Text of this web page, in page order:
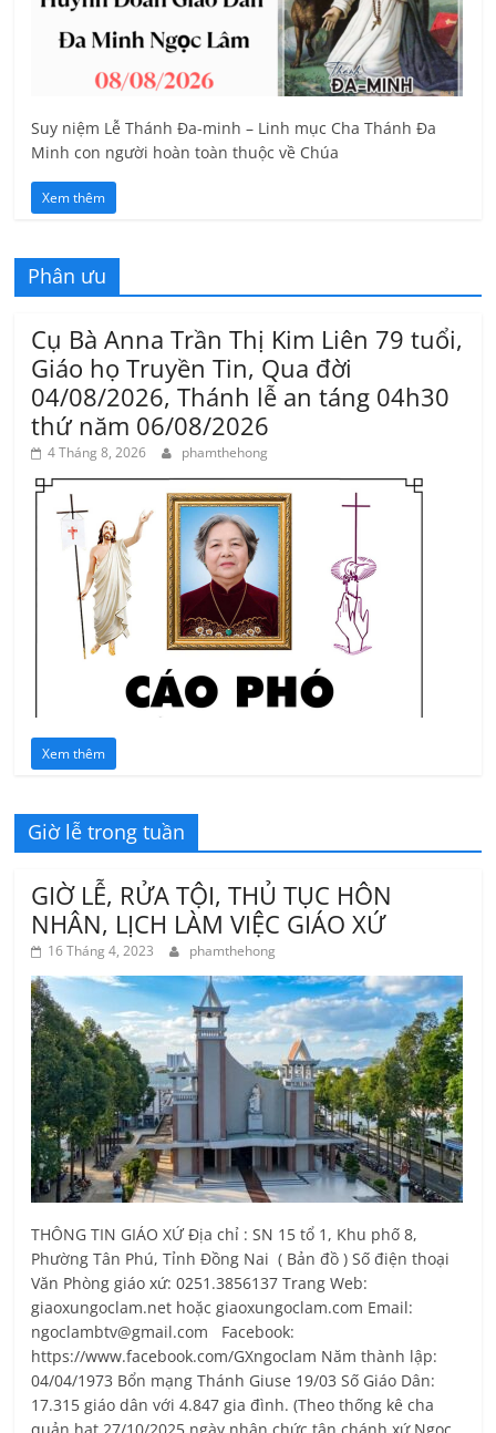
Suy niệm Lễ Thánh Đa-minh – Linh mục Cha Thánh Đa
Minh con người hoàn toàn thuộc về Chúa
Xem thêm
Phân ưu
Cụ Bà Anna Trần Thị Kim Liên 79 tuổi,
Giáo họ Truyền Tin, Qua đời
04/08/2026, Thánh lễ an táng 04h30
thứ năm 06/08/2026
4 Tháng 8, 2026 phamthehong
Xem thêm
Giờ lễ trong tuần
GIỜ LỄ, RỬA TỘI, THỦ TỤC HÔN
NHÂN, LỊCH LÀM VIỆC GIÁO XỨ
16 Tháng 4, 2023 phamthehong
THÔNG TIN GIÁO XỨ Địa chỉ : SN 15 tổ 1, Khu phố 8,
Phường Tân Phú, Tỉnh Ðồng Nai ( Bản đồ ) Số điện thoại
Văn Phòng giáo xứ: 0251.3856137 Trang Web:
giaoxungoclam.net hoặc giaoxungoclam.com Email:
ngoclambtv@gmail.com Facebook:
https://www.facebook.com/GXngoclam Năm thành lập:
04/04/1973 Bổn mạng Thánh Giuse 19/03 Số Giáo Dân:
17.315 giáo dân với 4.847 gia đình. (Theo thống kê cha